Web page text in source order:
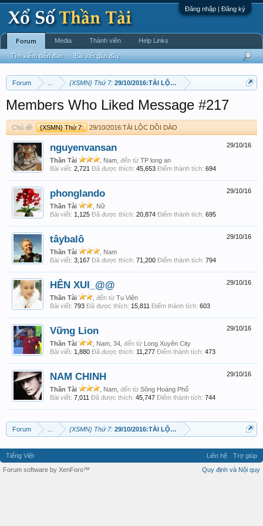
Đăng nhập | Đăng ký
Forum {XSMN} Thứ 7: 29/10/2016:TÀI LỘC DỒI DÀO
Members Who Liked Message #217
Chủ đề: {XSMN} Thứ 7: 29/10/2016:TÀI LỘC DỒI DÀO
29/10/16
nguyenvansan
Thần Tài , Nam, đến từ TP long an
Bài viết: 2,721 Đã được thích: 45,653 Điểm thành tích: 694
29/10/16
phonglando
Thần Tài
, Nữ
Bài viết: 1,125 Đã được thích: 20,874 Điểm thành tích: 695
29/10/16
tâybalô
Thần Tài
, Nam
Bài viết: 3,167 Đã được thích: 71,200 Điểm thành tích: 794
29/10/16
HÊN XUI_@@
Thần Tài đến từ Tu Viện
Bài viết: 793 Đã được thích: 15,811 Điểm thành tích: 603
29/10/16
Vững Lion
Thần Tài , Nam, 34, đến từ Long Xuyên City
Bài viết: 1,880 Đã được thích: 11,277 Điểm thành tích: 473
29/10/16
NAM CHINH
Thần Tài , Nam, đến từ Sông Hoàng Phố
Bài viết: 7,011 Đã được thích: 45,747 Điểm thành tích: 744
Forum {XSMN} Thứ 7: 29/10/2016:TÀI LỘC DỒI DÀO
Forum
Tìm kiếm diễn đàn Bài viết gần đây
Media Thành viên Help Links
Tiếng Việt Liên hệ
Trợ giúp
Quy định và Nội quy
Forum software by XenForo™